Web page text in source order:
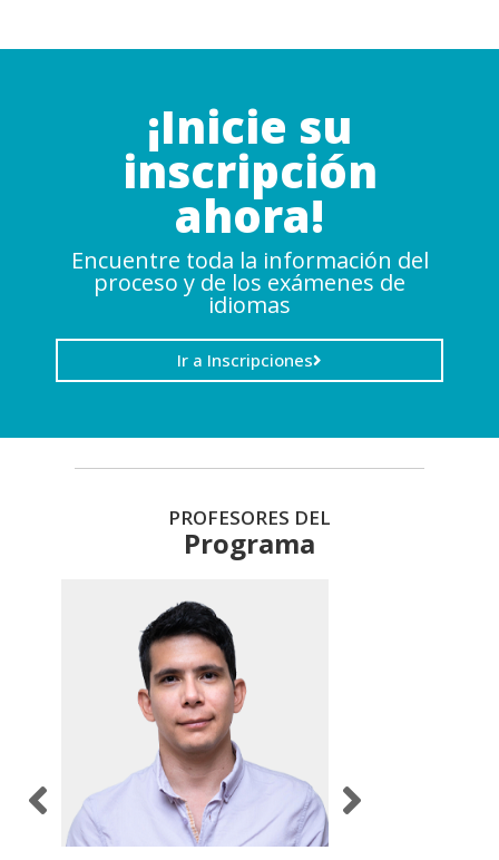
¡Inicie su
inscripción
ahora!
Encuentre toda la información del
proceso y de los exámenes de
idiomas
Ir a Inscripciones
PROFESORES DEL
Programa